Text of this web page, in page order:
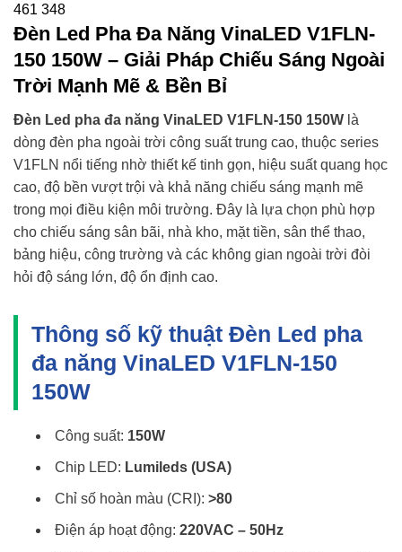
461 348
Đèn Led Pha Đa Năng VinaLED V1FLN-
150 150W – Giải Pháp Chiếu Sáng Ngoài
Trời Mạnh Mẽ & Bền Bỉ
Đèn Led pha đa năng VinaLED V1FLN-150 150W là
dòng đèn pha ngoài trời công suất trung cao, thuộc series
V1FLN nổi tiếng nhờ thiết kế tinh gọn, hiệu suất quang học
cao, độ bền vượt trội và khả năng chiếu sáng mạnh mẽ
trong mọi điều kiện môi trường. Đây là lựa chọn phù hợp
cho chiếu sáng sân bãi, nhà kho, mặt tiền, sân thể thao,
bảng hiệu, công trường và các không gian ngoài trời đòi
hỏi độ sáng lớn, độ ổn định cao.
Thông số kỹ thuật Đèn Led pha
đa năng VinaLED V1FLN-150
150W
Công suất: 150W
Chip LED: Lumileds (USA)
Chỉ số hoàn màu (CRI): >80
Điện áp hoạt động: 220VAC – 50Hz